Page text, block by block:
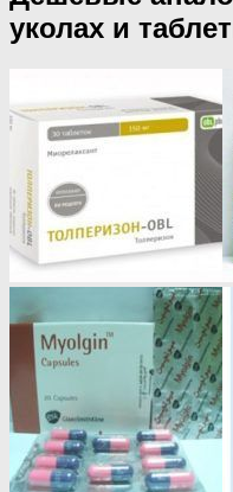
уколах и